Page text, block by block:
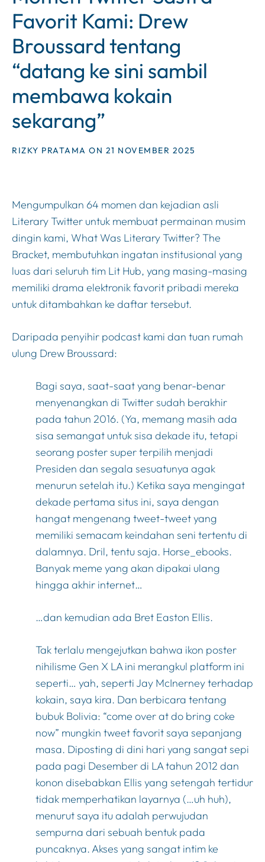
Favorit Kami: Drew
Broussard tentang
“datang ke sini sambil
membawa kokain
sekarang”
RIZKY PRATAMA ON 21 NOVEMBER 2025
Mengumpulkan 64 momen dan kejadian asli
Literary Twitter untuk membuat permainan musim
dingin kami, What Was Literary Twitter? The
Bracket, membutuhkan ingatan institusional yang
luas dari seluruh tim Lit Hub, yang masing-masing
memiliki drama elektronik favorit pribadi mereka
untuk ditambahkan ke daftar tersebut.
Daripada penyihir podcast kami dan tuan rumah
ulung Drew Broussard:
Bagi saya, saat-saat yang benar-benar
menyenangkan di Twitter sudah berakhir
pada tahun 2016. (Ya, memang masih ada
sisa semangat untuk sisa dekade itu, tetapi
seorang poster super terpilih menjadi
Presiden dan segala sesuatunya agak
menurun setelah itu.) Ketika saya mengingat
dekade pertama situs ini, saya dengan
hangat mengenang tweet-tweet yang
memiliki semacam keindahan seni tertentu di
dalamnya. Dril, tentu saja. Horse_ebooks.
Banyak meme yang akan dipakai ulang
hingga akhir internet…
…dan kemudian ada Bret Easton Ellis.
Tak terlalu mengejutkan bahwa ikon poster
nihilisme Gen X LA ini merangkul platform ini
seperti… yah, seperti Jay McInerney terhadap
kokain, saya kira. Dan berbicara tentang
bubuk Bolivia: “come over at do bring coke
now” mungkin tweet favorit saya sepanjang
masa. Diposting di dini hari yang sangat sepi
pada pagi Desember di LA tahun 2012 dan
konon disebabkan Ellis yang setengah tertidur
tidak memperhatikan layarnya (…uh huh),
menurut saya itu adalah perwujudan
sempurna dari sebuah bentuk pada
puncaknya. Akses yang sangat intim ke